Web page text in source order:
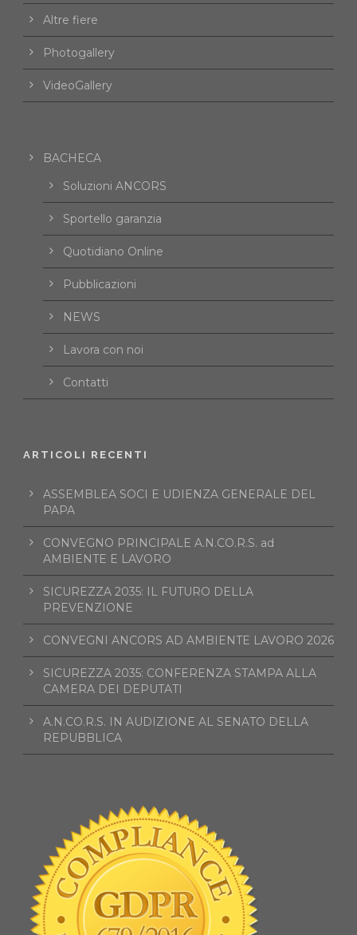
Altre fiere
Photogallery
VideoGallery
BACHECA
Soluzioni ANCORS
Sportello garanzia
Quotidiano Online
Pubblicazioni
NEWS
Lavora con noi
Contatti
ARTICOLI RECENTI
ASSEMBLEA SOCI E UDIENZA GENERALE DEL
PAPA
CONVEGNO PRINCIPALE A.N.CO.R.S. ad
AMBIENTE E LAVORO
SICUREZZA 2035: IL FUTURO DELLA
PREVENZIONE
CONVEGNI ANCORS AD AMBIENTE LAVORO 2026
SICUREZZA 2035: CONFERENZA STAMPA ALLA
CAMERA DEI DEPUTATI
A.N.CO.R.S. IN AUDIZIONE AL SENATO DELLA
REPUBBLICA